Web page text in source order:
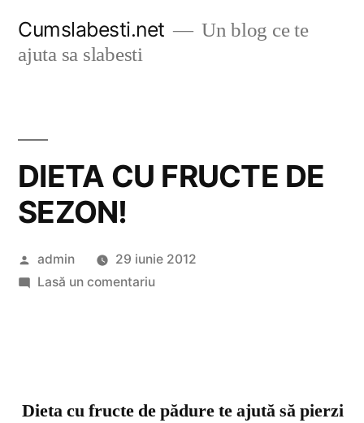
Cumslabesti.net
Un blog ce te
ajuta sa slabesti
DIETA CU FRUCTE DE
SEZON!
Publicat
de
admin
29 iunie 2012
Lasă un comentariula
Dieta cu fructe de pădure te ajută să pierzi